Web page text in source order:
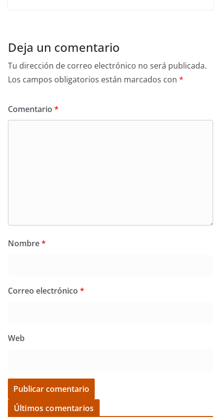
Deja un comentario
Tu dirección de correo electrónico no será publicada.
Los campos obligatorios están marcados con *
Comentario *
Nombre*
Correo electrónico *
Web
Últimos comentarios